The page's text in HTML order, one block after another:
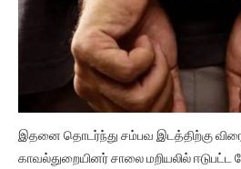
இதனை தொடர்ந்து சம்பவ இடத்திற்கு
காவல்துறையினர் சாலை மறியலில்